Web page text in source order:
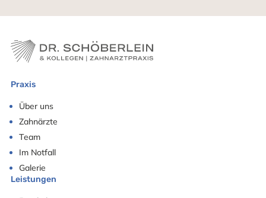
Praxis
Über uns
Zahnärzte
Team
Im Notfall
Galerie
Leistungen